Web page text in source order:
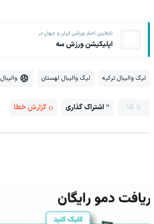
تازه‌ترین اخبار ورزشی ایران و جهان در
اپلیکیشن ورزش سه
لیگ والیبال ترکیه لیگ والیبال لهستان والیبال
15 اشتراک گذاری گزارش خطا